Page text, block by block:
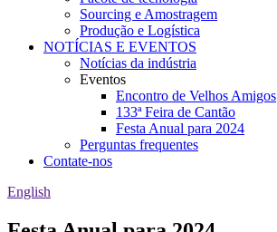
Sourcing e Amostragem
Produção e Logística
NOTÍCIAS E EVENTOS
Notícias da indústria
Eventos
Encontro de Velhos Amigos
133ª Feira de Cantão
Festa Anual para 2024
Perguntas frequentes
Contate-nos
English